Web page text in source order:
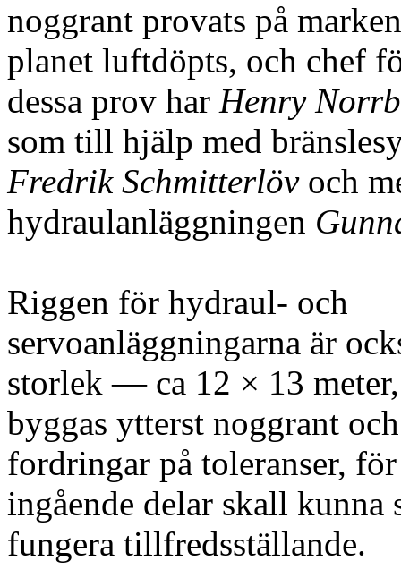
noggrant provats på
planet luftdöpts, och chef
dessa prov har Henry
som till hjälp med
Fredrik Schmitterlövoch
hydraulanläggningen
Riggen för hydraul- och
servoanläggningarna är
storlek — ca 12 × 13
byggas ytterst noggrant
fordringar på toleranser,
ingående delar skall kunna
fungera tillfredsställande.